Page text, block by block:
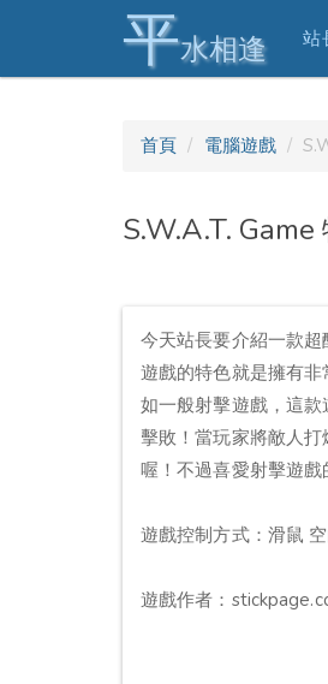
平水相逢 站
首頁 電腦遊戲
S.W.A.T. Game
今天站長要介紹一款超
遊戲的特色就是擁有
如一般射擊遊戲，這
擊敗！當玩家將敵人
喔！不過喜愛射擊遊戲
遊戲控制方式：滑鼠
遊戲作者：